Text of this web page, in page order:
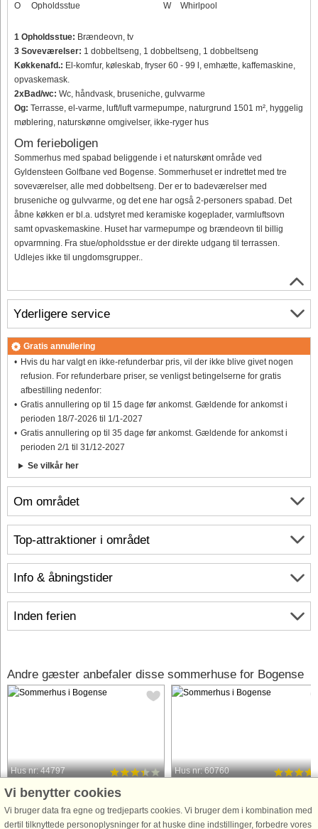
O
Opholdsstue
W
Whirlpool
1 Opholdsstue: Brændeovn, tv
3 Soveværelser: 1 dobbeltseng, 1 dobbeltseng, 1 dobbeltseng
Køkkenafd.: El-komfur, køleskab, fryser 60 - 99 l, emhætte, kaffemaskine,
opvaskemask.
2xBad/wc: Wc, håndvask, bruseniche, gulvvarme
Og: Terrasse, el-varme, luft/luft varmepumpe, naturgrund 1501 m², hyggelig
møblering, naturskønne omgivelser, ikke-ryger hus
Om ferieboligen
Sommerhus med spabad beliggende i et naturskønt område ved
Gyldensteen Golfbane ved Bogense. Sommerhuset er indrettet med tre
soveværelser, alle med dobbeltseng. Der er to badeværelser med
bruseniche og gulvvarme, og det ene har også 2-personers spabad. Det
åbne køkken er bl.a. udstyret med keramiske kogeplader, varmluftsovn
samt opvaskemaskine. Huset har varmepumpe og brændeovn til billig
opvarmning. Fra stue/opholdsstue er der direkte udgang til terrassen.
Udlejes ikke til ungdomsgrupper..
Om området
Info & åbningstider
Inden ferien
Yderligere service
Gratis annullering
Hvis du har valgt en ikke-refunderbar pris, vil der ikke blive givet nogen
refusion. For refunderbare priser, se venligst betingelserne for gratis
afbestilling nedenfor:
Gratis annullering op til 15 dage før ankomst. Gældende for ankomst i
perioden 18/7-2026 til 1/1-2027
Gratis annullering op til 35 dage før ankomst. Gældende for ankomst i
perioden 2/1 til 31/12-2027
Se vilkår her
Top-attraktioner i området
Andre gæster anbefaler disse sommerhuse for Bogense
Hus nr: 44797
Bogense
4 personer, 30 m²
15 m til kyst.
Hus nr: 60760
6 personer, 76 m²
150 m til kyst.
Vi benytter cookies
Vi bruger data fra egne og tredjeparts cookies. Vi bruger dem i kombination med
dertil tilknyttede personoplysninger for at huske dine indstillinger, forbedre vores